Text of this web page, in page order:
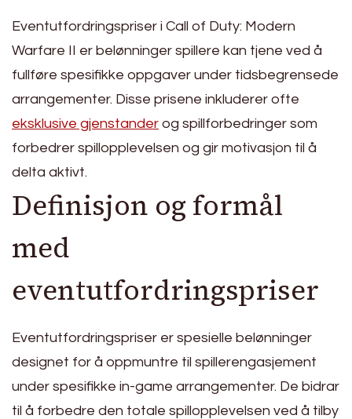
Eventutfordringspriser i Call of Duty: Modern
Warfare II er belønninger spillere kan tjene ved å
fullføre spesifikke oppgaver under tidsbegrensede
arrangementer. Disse prisene inkluderer ofte
eksklusive gjenstander og spillforbedringer som
forbedrer spillopplevelsen og gir motivasjon til å
delta aktivt.
Definisjon og formål
med
eventutfordringspriser
Eventutfordringspriser er spesielle belønninger
designet for å oppmuntre til spillerengasjement
under spesifikke in-game arrangementer. De bidrar
til å forbedre den totale spillopplevelsen ved å tilby